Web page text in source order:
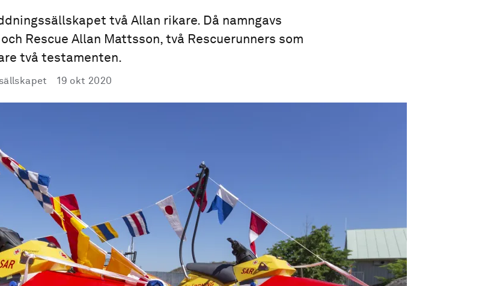
två Allan rikare. Då namngavs
Rescue Allan Mattsson, två Rescuerunners som
två testamenten.
Publicerad
19 okt 2020